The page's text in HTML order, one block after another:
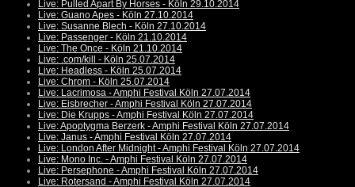
Live: Pulled Apart By Horses - Köln 29.10.2014
Live: Guano Apes - Köln 27.10.2014
Live: Susanne Blech - Köln 27.10.2014
Live: Passenger - Köln 21.10.2014
Live: The Once - Köln 21.10.2014
Live: .com/kill - Köln 25.07.2014
Live: Headless - Köln 25.07.2014
Live: Chrom - Köln 25.07.2014
Live: Lacrimosa - Amphi Festival Köln 27.07.2014
Live: Eisbrecher - Amphi Festival Köln 27.07.2014
Live: Die Krupps - Amphi Festival Köln 27.07.2014
Live: Apoptygma Berzerk - Amphi Festival Köln 27.07.2014
Live: Janus - Amphi Festival Köln 27.07.2014
Live: London After Midnight - Amphi Festival Köln 27.07.2014
Live: Mono Inc. - Amphi Festival Köln 27.07.2014
Live: Persephone - Amphi Festival Köln 27.07.2014
Live: Rotersand - Amphi Festival Köln 27.07.2014